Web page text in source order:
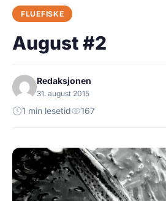
FLUEFISKE
August #2
Redaksjonen
31. august 2015
1 min lesetid 167